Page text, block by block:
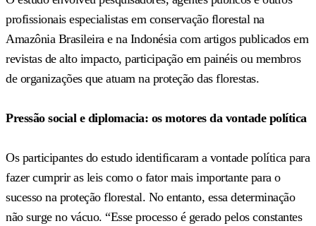
profissionais especialistas em conservação florestal na
Amazônia Brasileira e na Indonésia com artigos publicados em
revistas de alto impacto, participação em painéis ou membros
de organizações que atuam na proteção das florestas.
Pressão social e diplomacia: os motores da vontade política
Os participantes do estudo identificaram a vontade política para
fazer cumprir as leis como o fator mais importante para o
sucesso na proteção florestal. No entanto, essa determinação
não surge no vácuo. “Esse processo é gerado pelos constantes